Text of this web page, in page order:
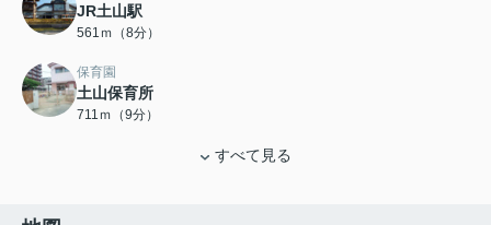
JR土山駅
561ｍ（8分）
保育園
土山保育所
711ｍ（9分）
すべて見る